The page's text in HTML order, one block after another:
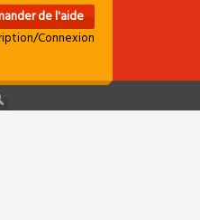
de l'aide
Connexion